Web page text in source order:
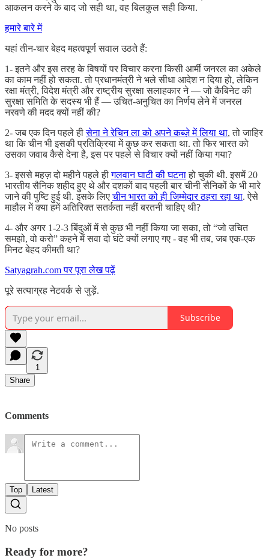
आकलन करने के बाद जो सही था, वह बिलकुल सही किया.
हमारे बारे में
यहां तीन-चार बेहद महत्वपूर्ण सवाल उठते हैं:
1- इतने और इस तरह के विषयों पर विचार करना किसी आर्मी जनरल का अकेले
का काम नहीं हो सकता. तो प्रधानमंत्री ने भले सीधा आदेश न दिया हो, लेकिन
रक्षा मंत्री, विदेश मंत्री और राष्ट्रीय सुरक्षा सलाहकार ने — जो कैबिनेट की
सुरक्षा समिति के सदस्य भी हैं — उचित-अनुचित का निर्णय लेने में जनरल
नरवणे की मदद क्यों नहीं की?
2- जब एक दिन पहले हीसेना ने रेचिन ला को अपने कब्ज़े में लिया था, तो जाहिर
था कि चीन भी इसकी प्रतिक्रिया में कुछ कर सकता था. तो फिर भारत को
उसका जवाब कैसे देना है, इस पर पहले से विचार क्यों नहीं किया गया?
3- इससे महज़ दो महीने पहले हीगलवान घाटी की घटनाहो चुकी थी. इसमें 20
भारतीय सैनिक शहीद हुए थे और दशकों बाद पहली बार चीनी सैनिकों के भी मारे
जाने की पुष्टि हुई थी. इसके लिएचीन भारत को ही जिम्मेदार ठहरा रहा था. ऐसे
माहौल में क्या हमें अतिरिक्त सतर्कता नहीं बरतनी चाहिए थी?
4- और अगर 1-2-3 बिंदुओं में से कुछ भी नहीं किया जा सका, तो “जो उचित
समझो, वो करो” कहने में सवा दो घंटे क्यों लगाए गए - वह भी तब, जब एक-एक
मिनट बेहद कीमती था?
Satyagrah.com पर पूरा लेख पढ़ें
पूरे सत्याग्रह नेटवर्क से जुड़ें.
Subscribe
1
Share
Comments
Top Latest
No posts
Ready for more?